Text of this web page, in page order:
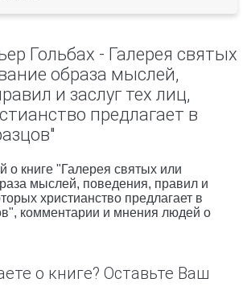
Гольбах - Галерея святых
образа мыслей,
и заслуг тех лиц,
предлагает в
о книге "Галерея святых или
мыслей, поведения, правил и
христианство предлагает в
комментарии и мнения людей о
о книге? Оставьте Ваш